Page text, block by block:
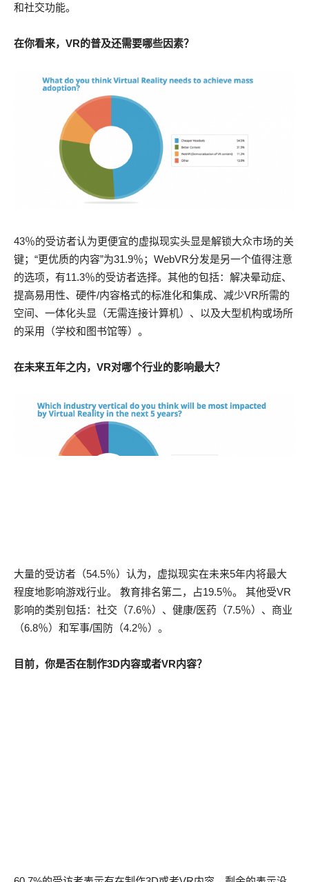
和社交功能。
在你看来，VR的普及还需要哪些因素？
43％的受访者认为更便宜的虚拟现实头显是解锁大众市场的关
键；“更优质的内容”为31.9％；WebVR分发是另一个值得注意
的选项，有11.3％的受访者选择。其他的包括：解决晕动症、
提高易用性、硬件/内容格式的标准化和集成、减少VR所需的
空间、一体化头显（无需连接计算机）、以及大型机构或场所
的采用（学校和图书馆等）。
在未来五年之内，VR对哪个行业的影响最大？
大量的受访者（54.5％）认为，虚拟现实在未来5年内将最大
程度地影响游戏行业。 教育排名第二，占19.5％。 其他受VR
影响的类别包括：社交（7.6％）、健康/医药（7.5％）、商业
（6.8％）和军事/国防（4.2％）。
目前，你是否在制作3D内容或者VR内容？